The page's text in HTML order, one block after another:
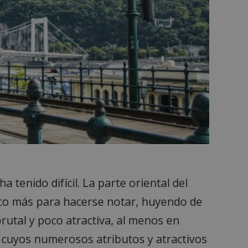
tenido difícil. La parte oriental del
más para hacerse notar, huyendo de
y poco atractiva, al menos en
numerosos atributos y atractivos